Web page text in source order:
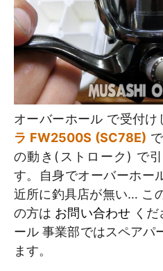
オーバーホール で受付け
ラ FW2500S (SC78E)
の動き(ストローク) で
す。自身でオーバーホー
近所に釣具店が無い… こ
の方は お問い合わせくだ
ール 事業部ではスペアパ
ます。